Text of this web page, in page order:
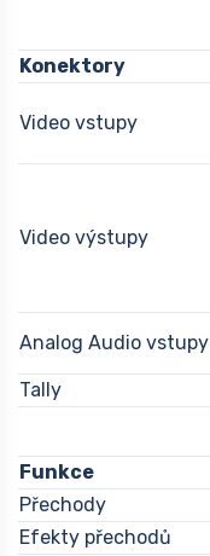
Konektory
Video vstupy
Video výstupy
Analog Audio vstupy
Tally
Funkce
Přechody
Efekty přechodů